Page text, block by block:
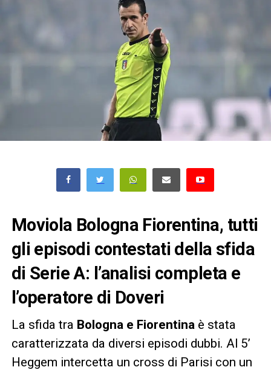
Moviola Bologna Fiorentina, tutti
gli episodi contestati della sfida
di Serie A: l’analisi completa e
l’operatore di Doveri
La sfida tra Bologna e Fiorentina è stata
caratterizzata da diversi episodi dubbi. Al 5’
Heggem intercetta un cross di Parisi con un